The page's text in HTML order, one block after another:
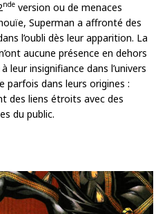
nde version ou de menaces
Superman a affronté des
l’oubli dès leur apparition. La
aucune présence en dehors
leur insignifiance dans l’univers
parfois dans leurs origines :
des liens étroits avec des
du public.